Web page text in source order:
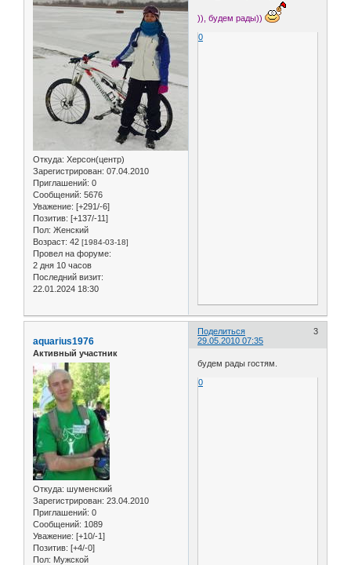
Откуда: Херсон(центр)
Зарегистрирован: 07.04.2010
Приглашений: 0
Сообщений: 5676
Уважение: [+291/-6]
Позитив: [+137/-11]
Пол: Женский
Возраст: 42 [1984-03-18]
Провел на форуме:
2 дня 10 часов
Последний визит:
22.01.2024 18:30
)), будем рады))
0
Поделиться
3
29.05.2010 07:35
aquarius1976
Активный участник
Откуда: шуменский
Зарегистрирован: 23.04.2010
Приглашений: 0
Сообщений: 1089
Уважение: [+10/-1]
Позитив: [+4/-0]
Пол: Мужской
будем рады гостям.
0